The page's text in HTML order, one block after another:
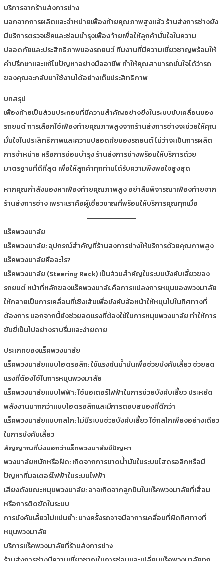
บริการจากร้านส่งการช่าง
นอกจากการผลิตและจำหน่ายเฟืองท้ายคุณภาพสูงแล้ว ร้านส่งการช่างยัง
มีบริการตรวจเช็คและซ่อมบำรุงเฟืองท้ายเพื่อให้ลูกค้ามั่นใจในความ
ปลอดภัยและประสิทธิภาพของรถยนต์ ทีมงานที่มีความเชี่ยวชาญพร้อมให้
คำปรึกษาและแก้ไขปัญหาอย่างมืออาชีพ ทำให้คุณสามารถมั่นใจได้ว่ารถ
ของคุณจะกลับมาใช้งานได้อย่างเต็มประสิทธิภาพ
บทสรุป
เฟืองท้ายเป็นส่วนประกอบที่มีความสำคัญอย่างยิ่งในระบบขับเคลื่อนของ
รถยนต์ การเลือกใช้เฟืองท้ายคุณภาพสูงจากร้านส่งการช่างจะช่วยให้คุณ
มั่นใจในประสิทธิภาพและความปลอดภัยของรถยนต์ ไม่ว่าจะเป็นการผลิต
การจำหน่าย หรือการซ่อมบำรุง ร้านส่งการช่างพร้อมให้บริการด้วย
มาตรฐานที่ดีที่สุด เพื่อให้ลูกค้าทุกท่านได้รับความพึงพอใจสูงสุด
หากคุณกำลังมองหาเฟืองท้ายคุณภาพสูง อย่าลืมพิจารณาเฟืองท้ายจาก
ร้านส่งการช่าง เพราะเราคือผู้เชี่ยวชาญที่พร้อมให้บริการคุณทุกเมื่อ
แร็คพวงมาลัย
แร็คพวงมาลัย: อุปกรณ์สำคัญที่ร้านส่งการช่างให้บริการด้วยคุณภาพสูง
แร็คพวงมาลัยคืออะไร?
แร็คพวงมาลัย (Steering Rack) เป็นส่วนสำคัญในระบบบังคับเลี้ยวของ
รถยนต์ หน้าที่หลักของแร็คพวงมาลัยคือการแปลงการหมุนของพวงมาลัย
ให้กลายเป็นการเคลื่อนที่เชิงเส้นเพื่อบังคับล้อหน้าให้หมุนไปในทิศทางที่
ต้องการ นอกจากนี้ยังช่วยลดแรงที่ต้องใช้ในการหมุนพวงมาลัย ทำให้การ
ขับขี่เป็นไปอย่างราบรื่นและง่ายดาย
ประเภทของแร็คพวงมาลัย
แร็คพวงมาลัยแบบไฮดรอลิก: ใช้แรงดันน้ำมันเพื่อช่วยบังคับเลี้ยว ช่วยลด
แรงที่ต้องใช้ในการหมุนพวงมาลัย
แร็คพวงมาลัยแบบไฟฟ้า: ใช้มอเตอร์ไฟฟ้าในการช่วยบังคับเลี้ยว ประหยัด
พลังงานมากกว่าแบบไฮดรอลิกและมีการตอบสนองที่ดีกว่า
แร็คพวงมาลัยแบบกลไก: ไม่มีระบบช่วยบังคับเลี้ยว ใช้กลไกเพียงอย่างเดียว
ในการบังคับเลี้ยว
สัญญาณที่บ่งบอกว่าแร็คพวงมาลัยมีปัญหา
พวงมาลัยหนักหรือฝืด: เกิดจากการขาดน้ำมันในระบบไฮดรอลิกหรือมี
ปัญหาที่มอเตอร์ไฟฟ้าในระบบไฟฟ้า
เสียงดังขณะหมุนพวงมาลัย: อาจเกิดจากลูกปืนในแร็คพวงมาลัยที่เสื่อม
หรือการติดขัดในระบบ
การบังคับเลี้ยวไม่แม่นยำ: บางครั้งรถอาจมีอาการเคลื่อนที่ผิดทิศทางที่
หมุนพวงมาลัย
บริการแร็คพวงมาลัยที่ร้านส่งการช่าง